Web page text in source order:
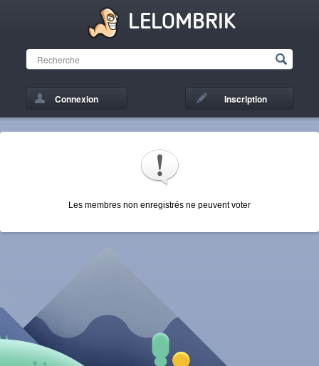
LELOMBRIK
Connexion Inscription
Les membres non enregistrés ne peuvent voter